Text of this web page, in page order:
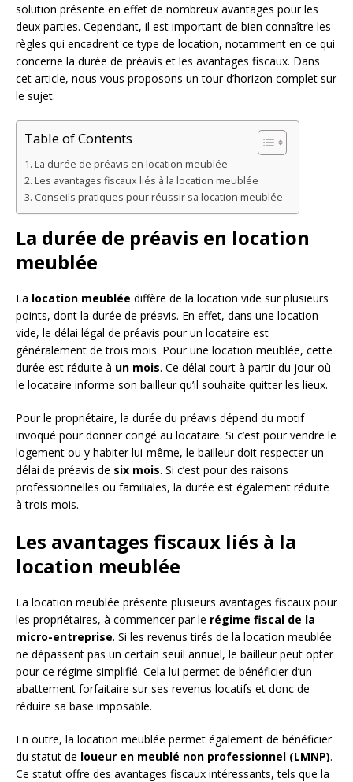
solution présente en effet de nombreux avantages pour les
deux parties. Cependant, il est important de bien connaître les
règles qui encadrent ce type de location, notamment en ce qui
concerne la durée de préavis et les avantages fiscaux. Dans
cet article, nous vous proposons un tour d’horizon complet sur
le sujet.
Table of Contents
La durée de préavis en location meublée
Les avantages fiscaux liés à la location meublée
Conseils pratiques pour réussir sa location meublée
La durée de préavis en location
meublée
La location meublée diffère de la location vide sur plusieurs
points, dont la durée de préavis. En effet, dans une location
vide, le délai légal de préavis pour un locataire est
généralement de trois mois. Pour une location meublée, cette
durée est réduite à un mois. Ce délai court à partir du jour où
le locataire informe son bailleur qu’il souhaite quitter les lieux.
Pour le propriétaire, la durée du préavis dépend du motif
invoqué pour donner congé au locataire. Si c’est pour vendre le
logement ou y habiter lui-même, le bailleur doit respecter un
délai de préavis de six mois. Si c’est pour des raisons
professionnelles ou familiales, la durée est également réduite
à trois mois.
Les avantages fiscaux liés à la
location meublée
La location meublée présente plusieurs avantages fiscaux pour
les propriétaires, à commencer par le régime fiscal de la
micro-entreprise. Si les revenus tirés de la location meublée
ne dépassent pas un certain seuil annuel, le bailleur peut opter
pour ce régime simplifié. Cela lui permet de bénéficier d’un
abattement forfaitaire sur ses revenus locatifs et donc de
réduire sa base imposable.
En outre, la location meublée permet également de bénéficier
du statut de loueur en meublé non professionnel (LMNP).
Ce statut offre des avantages fiscaux intéressants, tels que la